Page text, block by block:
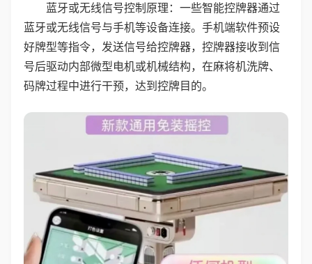
蓝牙或无线信号控制原理：一些智能控牌器通过
蓝牙或无线信号与手机等设备连接。手机端软件预设
好牌型等指令，发送信号给控牌器，控牌器接收到信
号后驱动内部微型电机或机械结构，在麻将机洗牌、
码牌过程中进行干预，达到控牌目的。